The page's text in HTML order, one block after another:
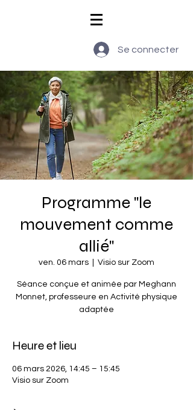
Se connecter
Programme "le
mouvement comme
allié"
ven. 06 mars Visio sur Zoom
Séance conçue et animée par Meghann
Monnet, professeure en Activité physique
adaptée
Heure et lieu
06 mars 2026, 14:45 – 15:45
Visio sur Zoom